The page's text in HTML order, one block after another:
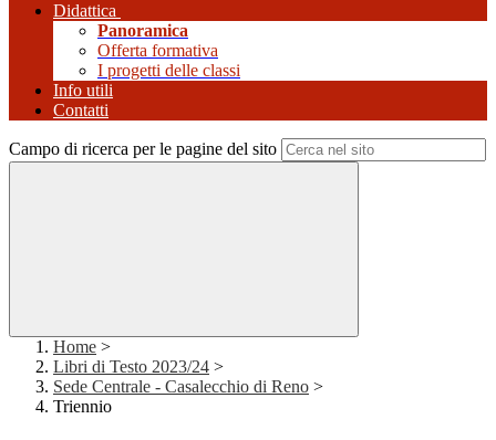
Didattica
Panoramica
Offerta formativa
I progetti delle classi
Info utili
Contatti
Campo di ricerca per le pagine del sito
Home >
Libri di Testo 2023/24 >
Sede Centrale - Casalecchio di Reno >
Triennio